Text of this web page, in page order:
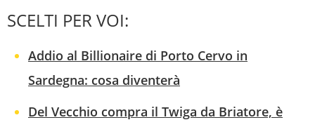
SCELTI PER VOI:
Addio al Billionaire di Porto Cervo in
Sardegna: cosa diventerà
Del Vecchio compra il Twiga da Briatore, è